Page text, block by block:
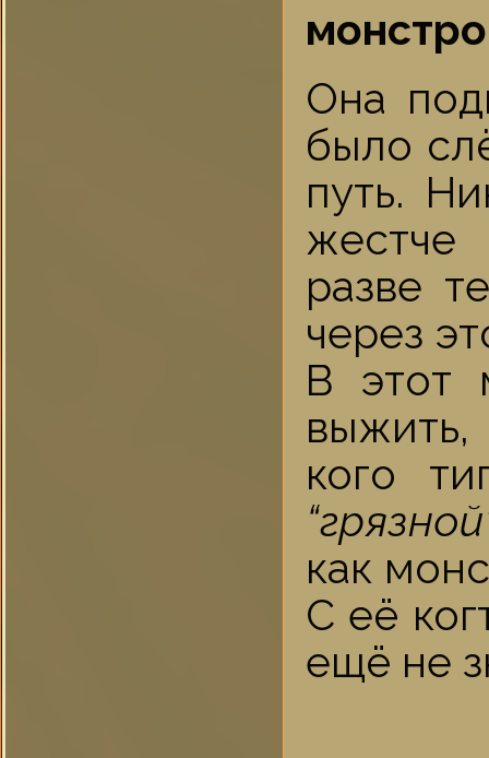
Она
было
путь.
жестче
разве
через
В этот
выжить,
кого
как
С её
ещё не